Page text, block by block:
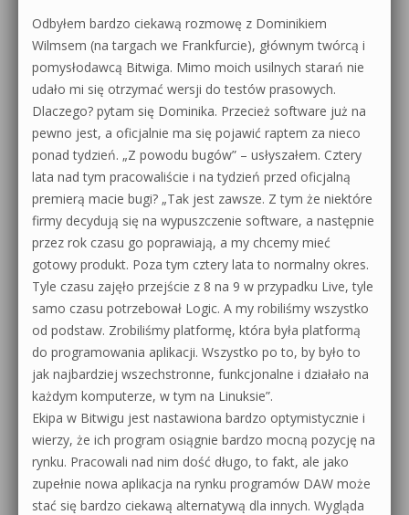
Odbyłem bardzo ciekawą rozmowę z Dominikiem
Wilmsem (na targach we Frankfurcie), głównym twórcą i
pomysłodawcą Bitwiga. Mimo moich usilnych starań nie
udało mi się otrzymać wersji do testów prasowych.
Dlaczego? pytam się Dominika. Przecież software już na
pewno jest, a oficjalnie ma się pojawić raptem za nieco
ponad tydzień. „Z powodu bugów” – usłyszałem. Cztery
lata nad tym pracowaliście i na tydzień przed oficjalną
premierą macie bugi? „Tak jest zawsze. Z tym że niektóre
firmy decydują się na wypuszczenie software, a następnie
przez rok czasu go poprawiają, a my chcemy mieć
gotowy produkt. Poza tym cztery lata to normalny okres.
Tyle czasu zajęło przejście z 8 na 9 w przypadku Live, tyle
samo czasu potrzebował Logic. A my robiliśmy wszystko
od podstaw. Zrobiliśmy platformę, która była platformą
do programowania aplikacji. Wszystko po to, by było to
jak najbardziej wszechstronne, funkcjonalne i działało na
każdym komputerze, w tym na Linuksie”.
Ekipa w Bitwigu jest nastawiona bardzo optymistycznie i
wierzy, że ich program osiągnie bardzo mocną pozycję na
rynku. Pracowali nad nim dość długo, to fakt, ale jako
zupełnie nowa aplikacja na rynku programów DAW może
stać się bardzo ciekawą alternatywą dla innych. Wygląda